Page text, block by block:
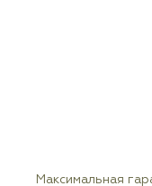
Максимальная